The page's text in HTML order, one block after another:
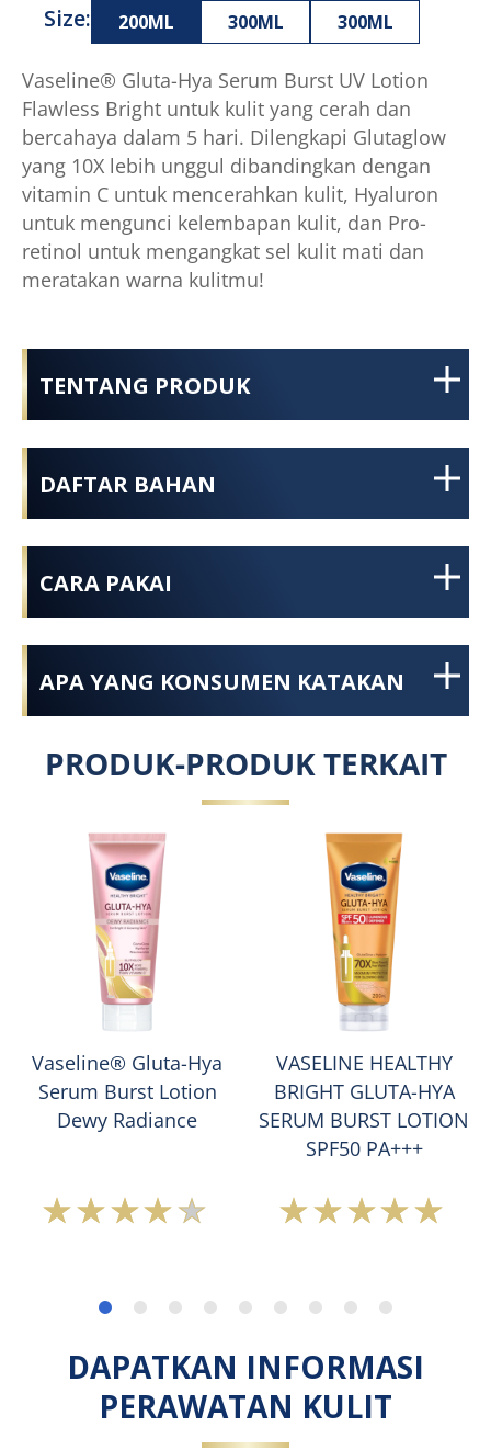
Size: 200ML 300ML 300ML
Vaseline® Gluta-Hya Serum Burst UV Lotion
Flawless Bright untuk kulit yang cerah dan
bercahaya dalam 5 hari. Dilengkapi Glutaglow
yang 10X lebih unggul dibandingkan dengan
vitamin C untuk mencerahkan kulit, Hyaluron
untuk mengunci kelembapan kulit, dan Pro-
retinol untuk mengangkat sel kulit mati dan
meratakan warna kulitmu!
TENTANG PRODUK
DAFTAR BAHAN
CARA PAKAI
APA YANG KONSUMEN KATAKAN
PRODUK-PRODUK TERKAIT
Vaseline® Gluta-Hya
Serum Burst Lotion
Dewy Radiance
Peringkat
Gluta-
Burst
Lotion
Dewy
Radiance
VASELINE HEALTHY
BRIGHT GLUTA-HYA
SERUM BURST LOTION
SPF50 PA+++
Peringkat
HEALTHY
HYA
SERUM
BURST
DAPATKAN INFORMASI
PERAWATAN KULIT